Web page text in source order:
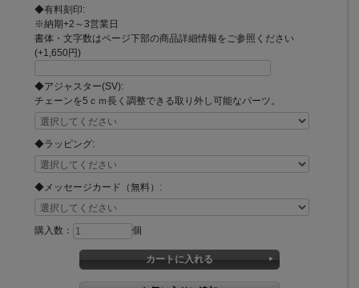
◆有料刻印:
※納期+2～3営業日
書体・文字数はページ下部の商品詳細情報をご参照ください
(+1,650円)
◆アジャスター(SV):
チェーンを5ｃｍ長く調整できる取り外し可能なパーツ。
◆ラッピング:
◆メッセージカード（無料）:
購入数： 個